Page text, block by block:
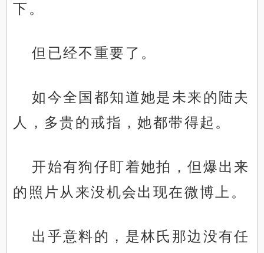
下。
但已经不重要了。
如今全国都知道她是未来的陆夫
人，多贵的戒指，她都带得起。
开始有狗仔盯着她拍，但爆出来
的照片从来没机会出现在微博上。
出乎意料的，是林氏那边没有任